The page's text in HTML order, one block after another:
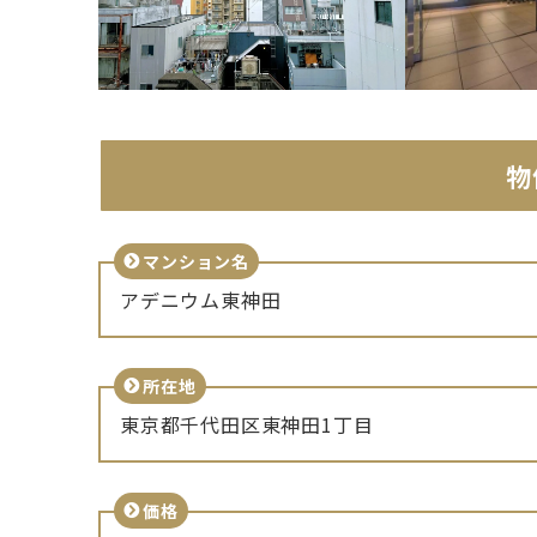
マンション名
アデニウム東神田
所在地
東京都千代田区東神田1丁目
価格